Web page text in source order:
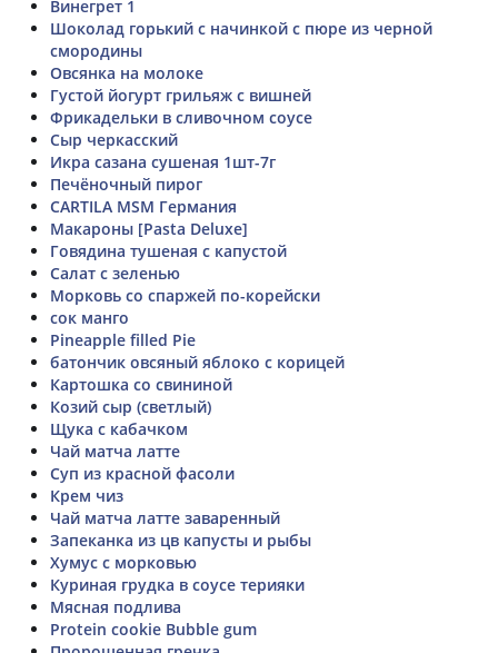
Винегрет 1
Шоколад горький с начинкой с пюре из черной
смородины
Овсянка на молоке
Густой йогурт грильяж с вишней
Фрикадельки в сливочном соусе
Сыр черкасский
Икра сазана сушеная 1шт-7г
Печёночный пирог
CARTILA MSM Германия
Макароны [Pasta Deluxe]
Говядина тушеная с капустой
Салат с зеленью
Морковь со спаржей по-корейски
сок манго
Pineapple filled Pie
батончик овсяный яблоко с корицей
Картошка со свининой
Козий сыр (светлый)
Щука с кабачком
Чай матча латте
Суп из красной фасоли
Крем чиз
Чай матча латте заваренный
Запеканка из цв капусты и рыбы
Хумус с морковью
Куриная грудка в соусе терияки
Мясная подлива
Protein cookie Bubble gum